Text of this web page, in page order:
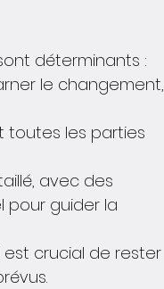
déterminants :
le changement,
toutes les parties
avec des
pour guider la
crucial de rester